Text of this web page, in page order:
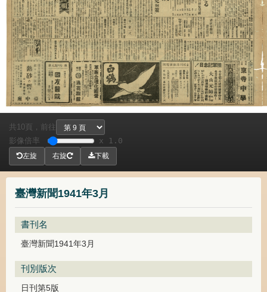
臺灣新聞1941年3月
書刊名
臺灣新聞1941年3月
刊別版次
日刊第5版
共 10頁，
前往
影像倍率
x 1.0
左旋 右旋 下載